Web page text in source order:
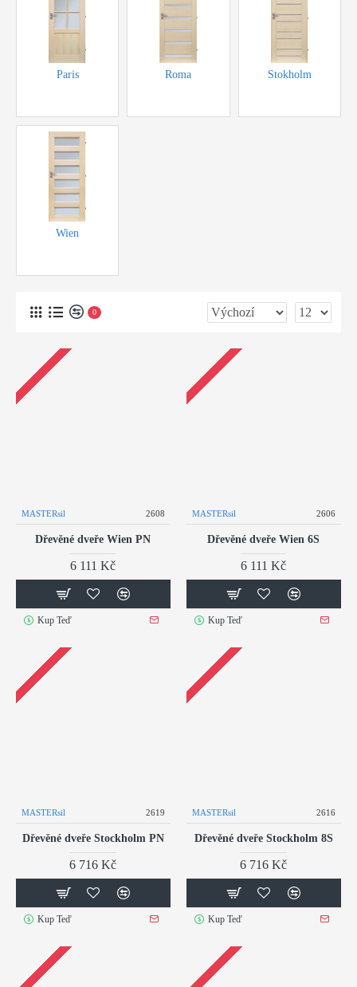
Paris Roma Stokholm
Wien
0
MASTERsil 2608
Dřevěné dveře Wien PN
6 111 Kč
Kup Teď
MASTERsil 2606
Dřevěné dveře Wien 6S
6 111 Kč
Kup Teď
MASTERsil 2619
Dřevěné dveře Stockholm PN
6 716 Kč
Kup Teď
MASTERsil 2616
Dřevěné dveře Stockholm 8S
6 716 Kč
Kup Teď